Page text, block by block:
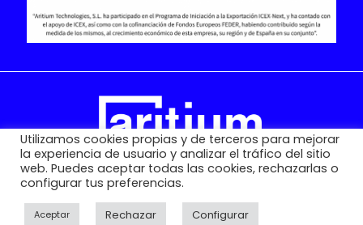
derechos reservados.
Utilizamos cookies propias y de terceros para mejorar
la experiencia de usuario y analizar el tráfico del sitio
web. Puedes aceptar todas las cookies, rechazarlas o
configurar tus preferencias.
Aceptar Rechazar Configurar